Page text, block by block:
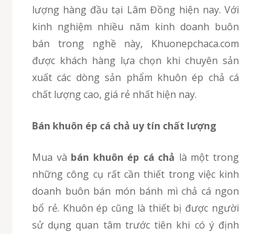
lượng hàng đầu tại Lâm Đồng hiện nay. Với
kinh nghiệm nhiều năm kinh doanh buôn
bán trong nghề này, Khuonepchaca.com
được khách hàng lựa chọn khi chuyên sản
xuất các dòng sản phẩm khuôn ép chả cá
chất lượng cao, giá rẻ nhất hiện nay.
Bán khuôn ép cá chả uy tín chất lượng
Mua và bán khuôn ép cá chả là một trong
những công cụ rất cần thiết trong việc kinh
doanh buôn bán món bánh mì chả cá ngon
bổ rẻ. Khuôn ép cũng là thiết bị được người
sử dụng quan tâm trước tiên khi có ý định